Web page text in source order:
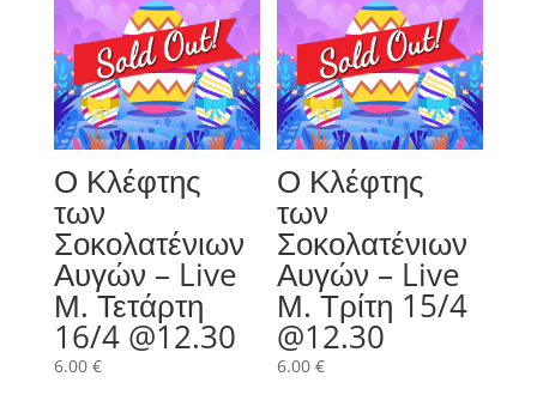
Ο Κλέφτης
των
Σοκολατένιων
Αυγών – Live
Μ. Τετάρτη
16/4 @12.30
6.00 €
Ο Κλέφτης
των
Σοκολατένιων
Αυγών – Live
Μ. Τρίτη 15/4
@12.30
6.00€